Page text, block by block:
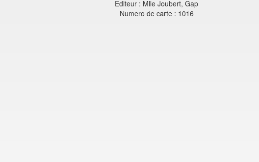
Editeur : Mlle Joubert, Gap
Numero de carte : 1016